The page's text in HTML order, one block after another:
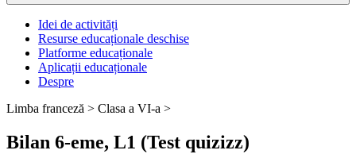
Idei de activități
Resurse educaționale deschise
Platforme educaționale
Aplicații educaționale
Despre
Limba franceză > Clasa a VI-a >
Bilan 6-eme, L1 (Test quizizz)